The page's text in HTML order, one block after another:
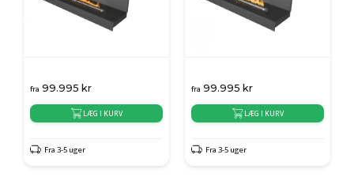
fra 99.995 kr
LÆG I KURV
Fra 3-5 uger
fra 99.995 kr
LÆG I KURV
Fra 3-5 uger